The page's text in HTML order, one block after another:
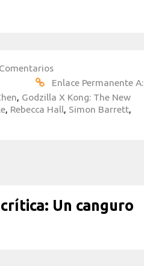
Enlace Permanente A:
, Godzilla X Kong: The New
, Rebecca Hall, Simon Barrett,
crítica: Un canguro